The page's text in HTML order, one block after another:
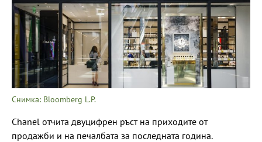
Снимка: Bloomberg L.P.
Chanel отчита двуцифрен ръст на приходите от
продажби и на печалбата за последната година.